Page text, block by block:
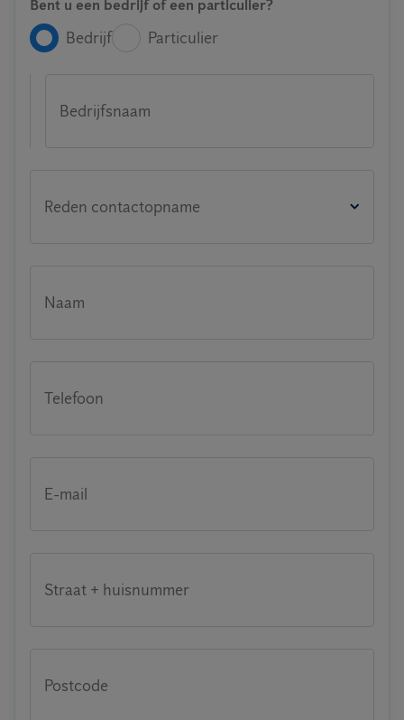
Bent u een bedrijf of een particulier?
Bedrijf Particulier
Bedrijfsnaam
Reden contactopname
Naam
Telefoon
E-mail
Straat + huisnummer
Postcode